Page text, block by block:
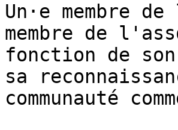
Un·e membre
membre de
fonction de
sa
communauté